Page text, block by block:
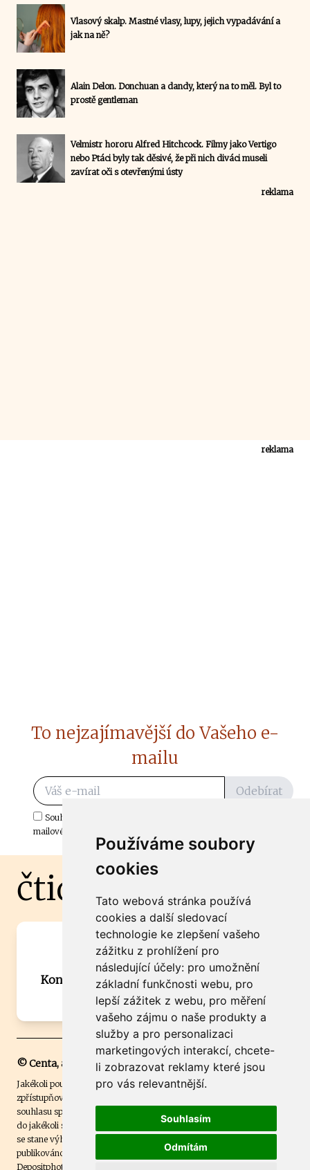
Používáme soubory
cookies
Tato webová stránka používá
cookies a další sledovací
technologie ke zlepšení vašeho
zážitku z prohlížení pro
následující účely: pro umožnění
základní funkčnosti webu, pro
lepší zážitek z webu, pro měření
vašeho zájmu o naše produkty a
služby a pro personalizaci
marketingových interakcí, chcete-
li zobrazovat reklamy které jsou
pro vás relevantnější.
Souhlasím
Odmítám
Vlasový skalp. Mastné vlasy, lupy, jejich vypadávání a
jak na ně?
Alain Delon. Donchuan a dandy, který na to měl. Byl to
prostě gentleman
Velmistr hororu Alfred Hitchcock. Filmy jako Vertigo
nebo Ptáci byly tak děsivé, že při nich diváci museli
zavírat oči s otevřenými ústy
reklama
reklama
To nejzajímavější do Vašeho e-
mailu
Odebírat
Souhlasím s odběrem důležitých zpráv ze ČtiDoma.cz do mé e-
mailové schránky.
čtidoma.cz
Máte zajímavou informaci? Chcete
spolupracovat?
Kontaktujte šéfredaktora Martina Chalupu:
chalupa@ctidoma.cz
© Centa, a.s.
Jakékoli použití obsahu včetně převzetí, šíření či dalšího užití a
zpřístupňování textových či obrazových materiálů bez písemného
souhlasu společnosti Centa,a.s. je zakázáno. Čtenář svým přihlášením
do jakékoli soutěže na našem webu dává souhlas s tím, že v případě, že
se stane výhercem této soutěže, může být jeho jméno na webu
publikováno. Centa, a.s. využívala licenci ČTK a využívá fotografie z
Depositphotos